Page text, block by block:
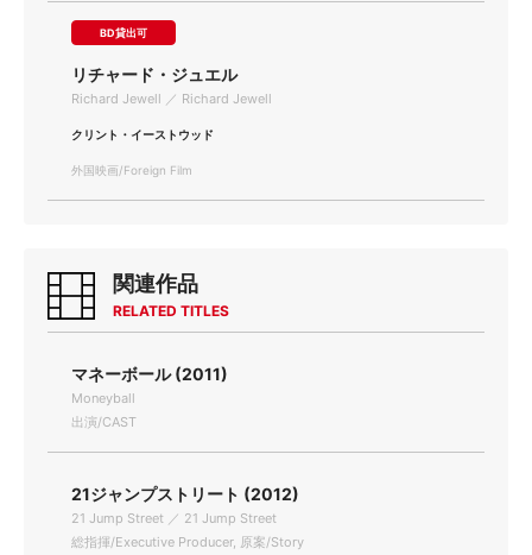
BD貸出可
リチャード・ジュエル
Richard Jewell ／ Richard Jewell
クリント・イーストウッド
外国映画/Foreign Film
関連作品
RELATED TITLES
マネーボール (2011)
Moneyball
出演/CAST
21ジャンプストリート (2012)
21 Jump Street ／ 21 Jump Street
総指揮/Executive Producer, 原案/Story